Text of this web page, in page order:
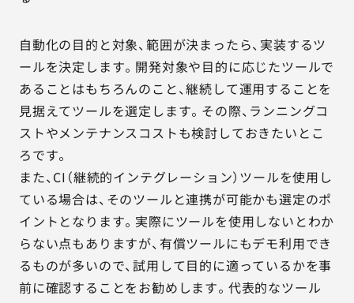
自動化の目的と対象、範囲が決まったら、実装するツ
ールを決定します。開発対象や目的に応じたツールで
あることはもちろんのこと、継続して運用することを
見据えてツールを選定します。その際、ランニングコ
ストやメンテナンスコストも検討しておきたいとこ
ろです。
また、CI（継続的インテグレーション）ツールを使用し
ている場合は、そのツールと連携が可能かも選定のポ
イントとなります。実際にツールを使用しないとわか
らない点もありますが、有償ツールにもデモ利用でき
るものが多いので、試用して目的に適っているかを事
前に確認することをお勧めします。代表的なツール